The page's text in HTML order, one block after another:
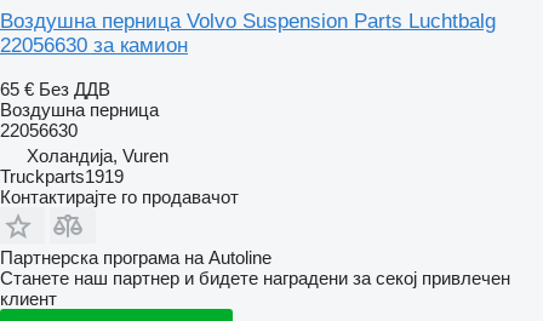
Воздушна перница Volvo Suspension Parts Luchtbalg
22056630 за камион
65 € Без ДДВ
Воздушна перница
22056630
Холандија, Vuren
Truckparts1919
Контактирајте го продавачот
Партнерска програма на Autoline
Станете наш партнер и бидете наградени за секој привлечен
клиент